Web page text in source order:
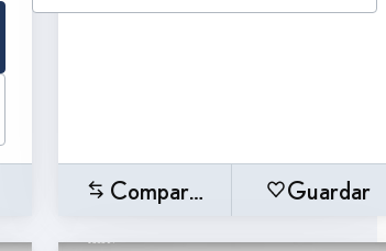
Comparar Guardar